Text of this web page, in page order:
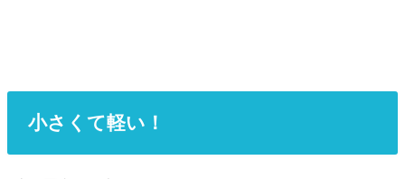
小さくて軽い！